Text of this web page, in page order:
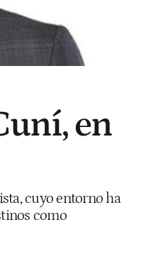
en
cuyo entorno ha
como